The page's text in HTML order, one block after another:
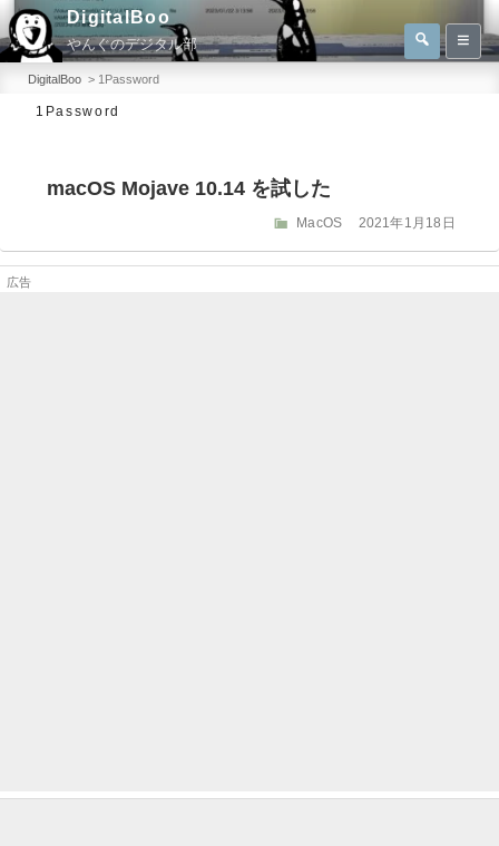
コ
ン
プ
DigitalBoo
やんぐのデジタル部
検
検
索
DigitalBoo > 1Password
1Password
macOS Mojave 10.14 を試した
カ
ゴ
MacOS
投
日:
2021年1月18日